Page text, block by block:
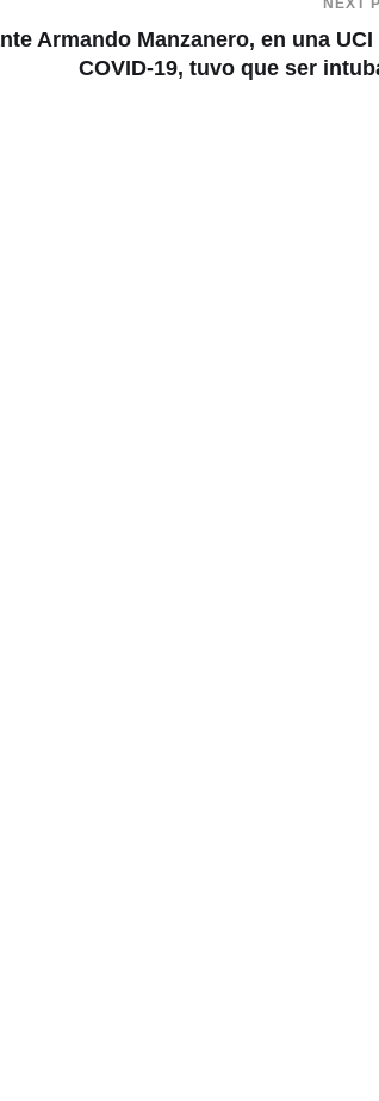
Armando Manzanero, en una
COVID-19, tuvo que ser